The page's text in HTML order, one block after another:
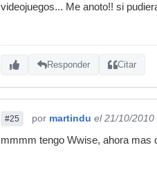
videojuegos... Me anoto!! si
Responder Citar
#25 por martindu el 21/10/2010
mmmm tengo Wwise, ahora mas